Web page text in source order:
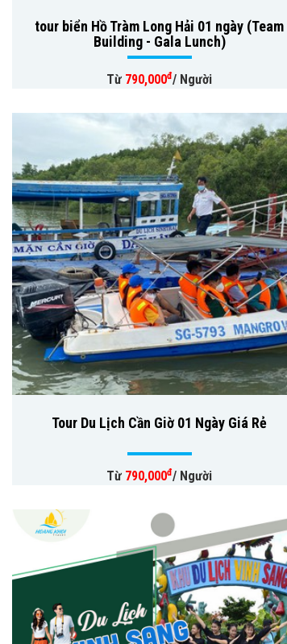
tour biển Hồ Tràm Long Hải 01 ngày (Team
Building - Gala Lunch)
Từ 790,000đ/ Người
Tour Du Lịch Cần Giờ 01 Ngày Giá Rẻ
Từ 790,000đ/ Người